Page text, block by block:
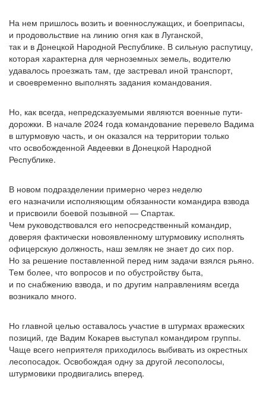
На нем пришлось возить и военнослужащих, и боеприпасы,
и продовольствие на линию огня как в Луганской,
так и в Донецкой Народной Республике. В сильную распутицу,
которая характерна для черноземных земель, водителю
удавалось проезжать там, где застревал иной транспорт,
и своевременно выполнять задания командования.
Но, как всегда, непредсказуемыми являются военные пути-
дорожки. В начале 2024 года командование перевело Вадима
в штурмовую часть, и он оказался на территории только
что освобожденной Авдеевки в Донецкой Народной
Республике.
В новом подразделении примерно через неделю
его назначили исполняющим обязанности командира взвода
и присвоили боевой позывной — Спартак.
Чем руководствовался его непосредственный командир,
доверяя фактически новоявленному штурмовику исполнять
офицерскую должность, наш земляк не знает до сих пор.
Но за решение поставленной перед ним задачи взялся рьяно.
Тем более, что вопросов и по обустройству быта,
и по снабжению взвода, и по другим направлениям всегда
возникало много.
Но главной целью оставалось участие в штурмах вражеских
позиций, где Вадим Кокарев выступал командиром группы.
Чаще всего неприятеля приходилось выбивать из окрестных
лесопосадок. Освобождая одну за другой лесополосы,
штурмовики продвигались вперед.